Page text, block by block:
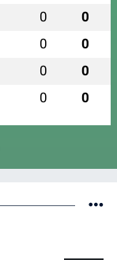
0 0
0 0
0 0
0 0